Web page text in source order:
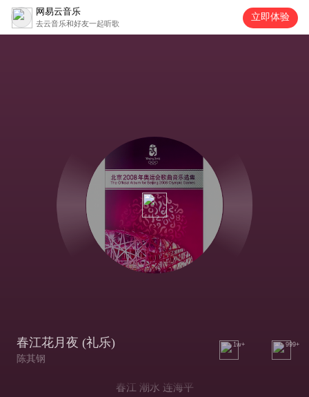
网易云音乐
去云音乐和好友一起听歌
立即体验
春江花月夜 (礼乐)
陈其钢
1w+ 999+
春江 潮水 连海平